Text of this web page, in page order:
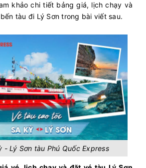
khảo chi tiết bảng giá, lịch chạy và
tàu đi Lý Sơn trong bài viết sau.
- Lý Sơn tàu Phú Quốc Express